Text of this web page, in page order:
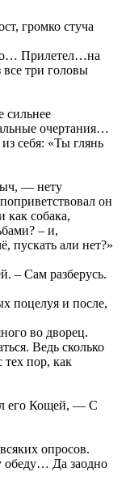
громко стуча
Прилетел…на
все три головы
очертания…
себя: «Ты глянь
— нету
он
как собака,
– и,
пускать али нет?»
– Сам разберусь.
поцелуя и после,
во дворец.
Ведь сколько
пор, как
его Кощей, — С
опросов.
обеду… Да заодно